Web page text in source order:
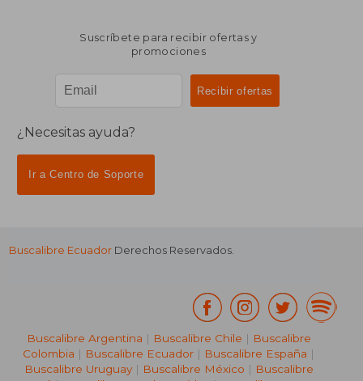
Suscríbete para recibir ofertas y
promociones
¿Necesitas ayuda?
Ir a Centro de Soporte
Buscalibre Ecuador Derechos Reservados.
Buscalibre Argentina | Buscalibre Chile | Buscalibre
Colombia | Buscalibre Ecuador | Buscalibre España |
Buscalibre Uruguay| Buscalibre México | Buscalibre